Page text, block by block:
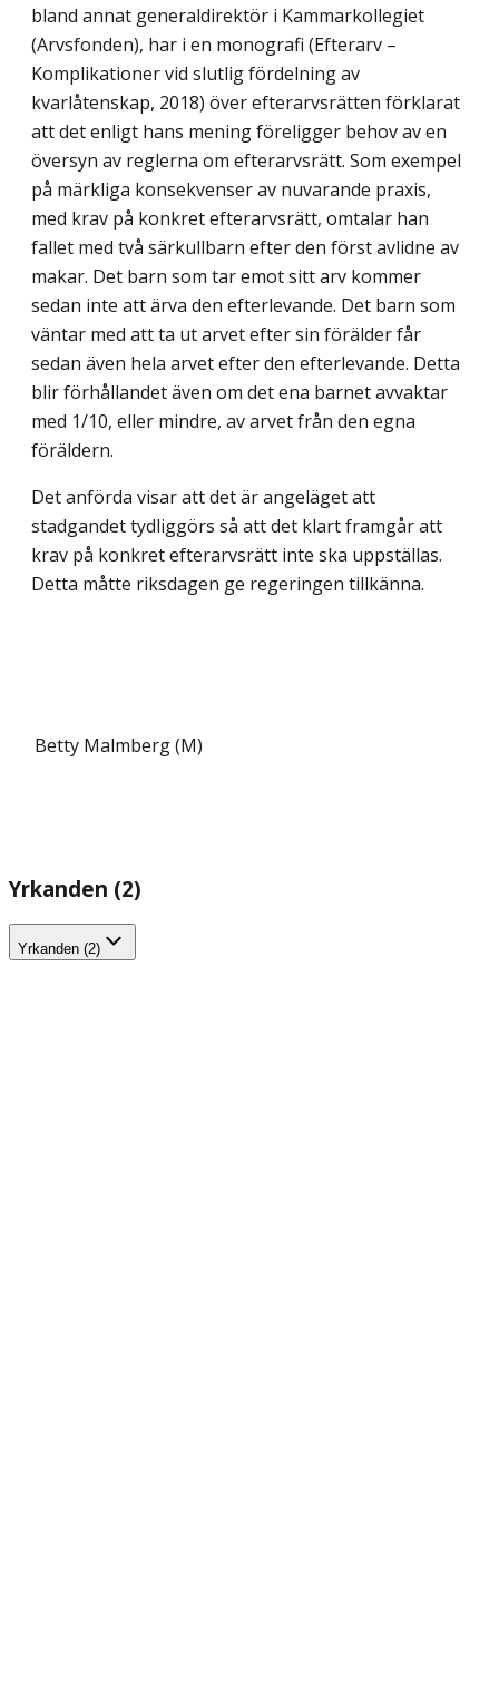
bland annat generaldirektör i Kammarkollegiet
(Arvsfonden), har i en monografi (Efterarv –
Komplikationer vid slutlig fördelning av
kvarlåtenskap, 2018) över efterarvsrätten förklarat
att det enligt hans mening föreligger behov av en
översyn av reglerna om efterarvsrätt. Som exempel
på märkliga konse­kvenser av nuvarande praxis,
med krav på konkret efterarvsrätt, omtalar han
fallet med två särkullbarn efter den först avlidne av
makar. Det barn som tar emot sitt arv kommer
sedan inte att ärva den efterlevande. Det barn som
väntar med att ta ut arvet efter sin förälder får
sedan även hela arvet efter den efterlevande. Detta
blir förhållandet även om det ena barnet avvaktar
med 1/10, eller mindre, av arvet från den egna
föräldern.
Det anförda visar att det är angeläget att
stadgandet tydliggörs så att det klart framgår att
krav på konkret efterarvsrätt inte ska uppställas.
Detta måtte riksdagen ge regeringen tillkänna.
Betty Malmberg (M)
Yrkanden (2)
Yrkanden (2)